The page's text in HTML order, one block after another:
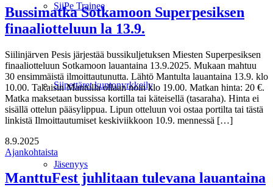
SiiPe Trainee
Siipettäret kuntonyrkkeily
Jäsenyys
Bussimatka Sotkamoon Superpesiksen
finaaliotteluun la 13.9.
Siilinjärven Pesis järjestää bussikuljetuksen Miesten Superpesiksen
finaaliotteluun Sotkamoon lauantaina 13.9.2025. Mukaan mahtuu
30 ensimmäistä ilmoittautunutta. Lähtö Mantulta lauantaina 13.9. klo
10.00. Takaisin Mantulla ollaan noin klo 19.00. Matkan hinta: 20 €.
Matka maksetaan bussissa kortilla tai käteisellä (tasaraha). Hinta ei
sisällä ottelun pääsylippua. Lipun otteluun voi ostaa portilta tai tästä
linkistä Ilmoittautumiset keskiviikkoon 10.9. mennessä […]
8.9.2025
Ajankohtaista
ManttuFest juhlitaan tulevana lauantaina